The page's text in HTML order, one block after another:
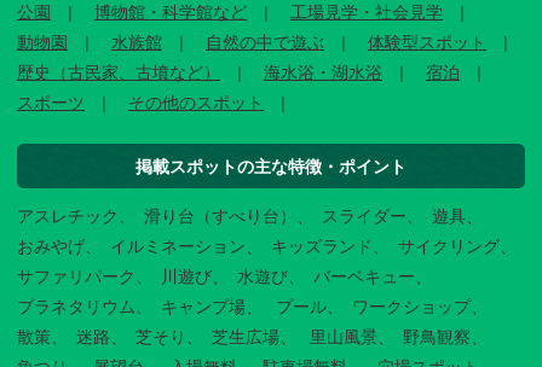
公園
博物館・科学館など
工場見学・社会見学
動物園
水族館 自然の中で遊ぶ
体験型スポット
歴史（古民家、古墳など）
海水浴・湖水浴
宿泊
スポーツ
その他のスポット
掲載スポットの主な特徴・ポイント
アスレチック 滑り台（すべり台） スライダー
遊具
おみやげ
イルミネーション キッズランド
サイクリング
サファリパーク
川遊び 水遊び
バーベキュー
プラネタリウム
キャンプ場 プール
ワークショップ
散策
迷路 芝そり 芝生広場 里山風景
野鳥観察